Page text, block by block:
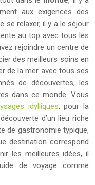
aux exigences des
se relaxer, il y a le séjour
au top avec tous les
rejoindre un centre de
des meilleurs soins en
de la mer avec tous ses
de découvertes, les
dans ce monde. Vous
idylliques, pour la
d’un lieu riche
de gastronomie typique,
destination correspond
les meilleures idées, il
de voyage comme